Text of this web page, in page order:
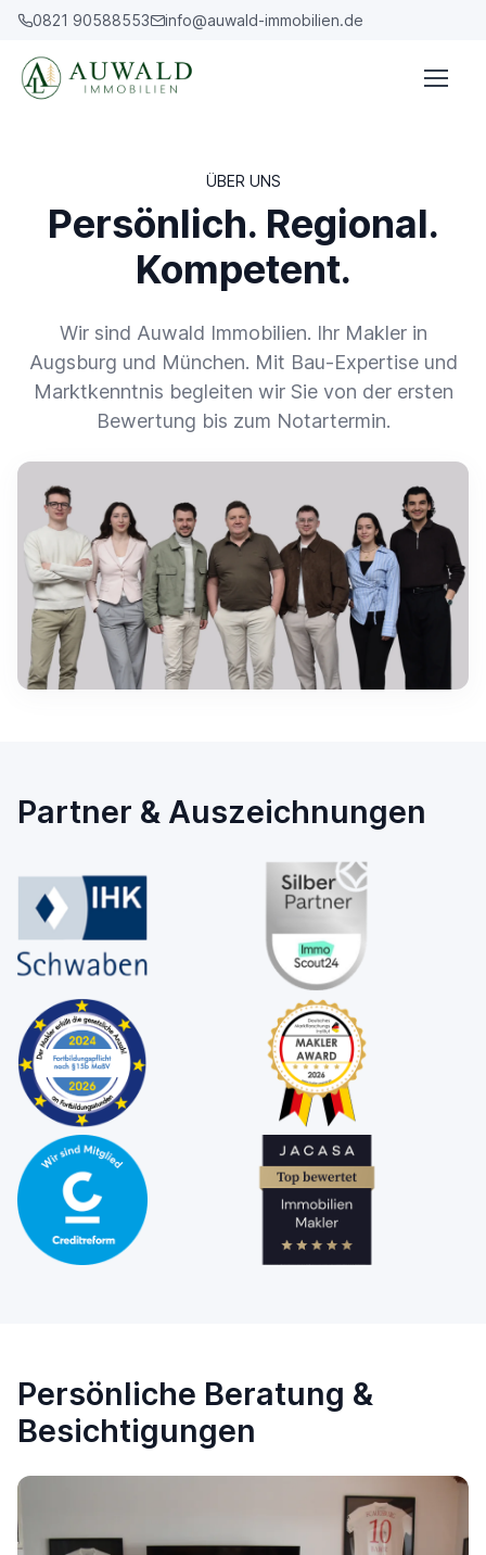
0821 90588553 info@auwald-immobilien.de
ÜBER UNS
Persönlich. Regional.
Kompetent.
Wir sind Auwald Immobilien. Ihr Makler in
Augsburg und München. Mit Bau-Expertise und
Marktkenntnis begleiten wir Sie von der ersten
Bewertung bis zum Notartermin.
Partner & Auszeichnungen
Persönliche Beratung &
Besichtigungen